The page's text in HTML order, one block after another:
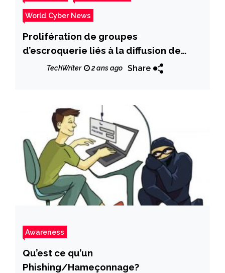
World Cyber News
Prolifération de groupes
d’escroquerie liés à la diffusion de
funérailles sur Facebook.
TechWriter 2 ans ago Share
Awareness
Qu’est ce qu’un
Phishing/Hameçonnage?